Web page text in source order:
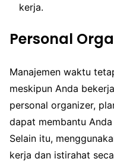
kerja.
Personal
Manajemen waktu
meskipun Anda
personal organizer,
dapat membantu
Selain itu,
kerja dan istirahat